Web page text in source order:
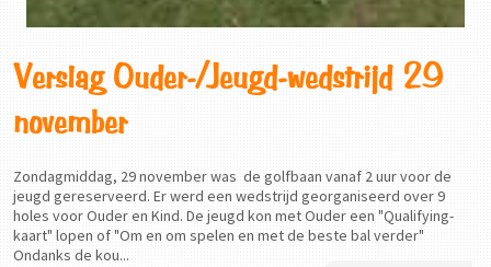
Verslag Ouder-/Jeugd-wedstrijd 29
november
Zondagmiddag, 29 november was de golfbaan vanaf 2 uur voor de
jeugd gereserveerd. Er werd een wedstrijd georganiseerd over 9
holes voor Ouder en Kind. De jeugd kon met Ouder een "Qualifying-
kaart" lopen of "Om en om spelen en met de beste bal verder"
Ondanks de kou...